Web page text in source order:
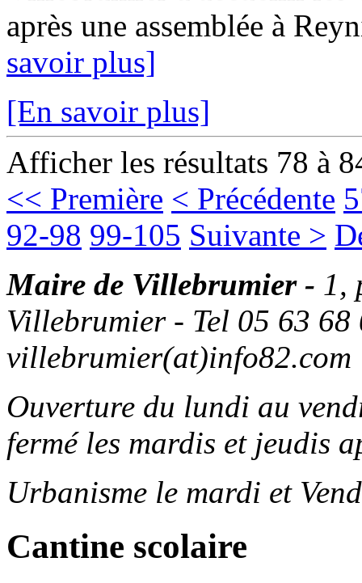
après une assemblée à
savoir plus]
[En savoir plus]
Afficher les résultats 78 à
<< Première < Précédente
92-98 99-105 Suivante >
Maire de Villebrumier - 1,
Villebrumier - Tel 05 63
villebrumier(at)info82.com
Ouverture du lundi au
fermé les mardis et jeudis
Urbanisme le mardi et
Cantine scolaire